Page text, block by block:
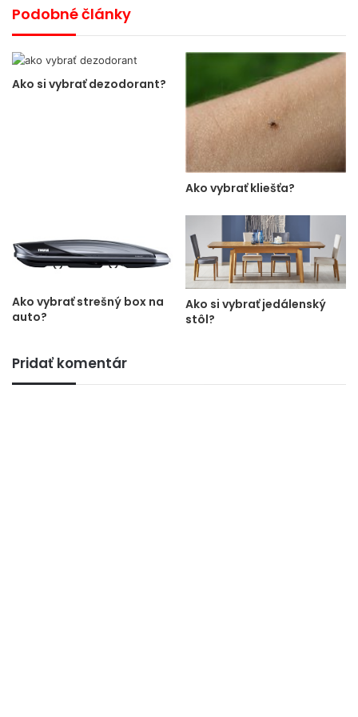
Podobné články
Ako si vybrať dezodorant?
Ako vybrať kliešťa?
Ako vybrať strešný box na
auto?
Ako si vybrať jedálenský
stôl?
Pridať komentár